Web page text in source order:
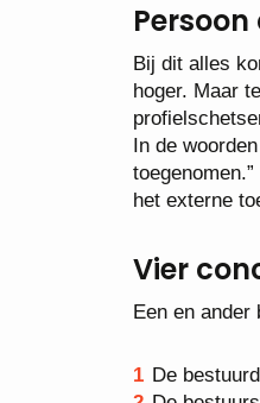
Bij dit alles
hoger. Maar
In de
het externe
Vier
Een en
De